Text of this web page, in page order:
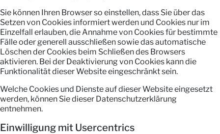
Sie können Ihren Browser so einstellen, dass Sie über das
Setzen von Cookies informiert werden und Cookies nur im
Einzelfall erlauben, die Annahme von Cookies für bestimmte
Fälle oder generell ausschließen sowie das automatische
Löschen der Cookies beim Schließen des Browsers
aktivieren. Bei der Deaktivierung von Cookies kann die
Funktionalität dieser Website eingeschränkt sein.
Welche Cookies und Dienste auf dieser Website eingesetzt
werden, können Sie dieser Datenschutzerklärung
entnehmen.
Einwilligung mit Usercentrics